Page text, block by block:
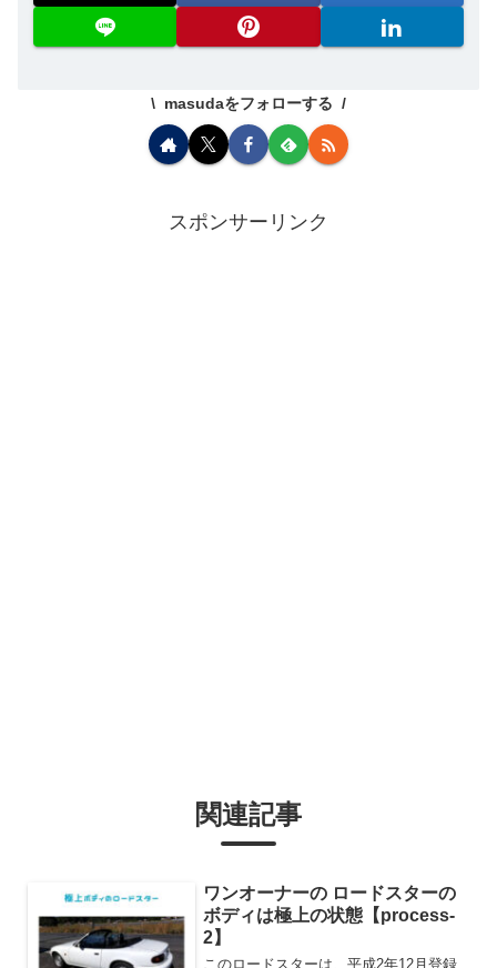
masudaをフォローする
スポンサーリンク
関連記事
ワンオーナーの ロードスターの
ボディは極上の状態【process-
2】
このロードスターは、平成2年12月登録